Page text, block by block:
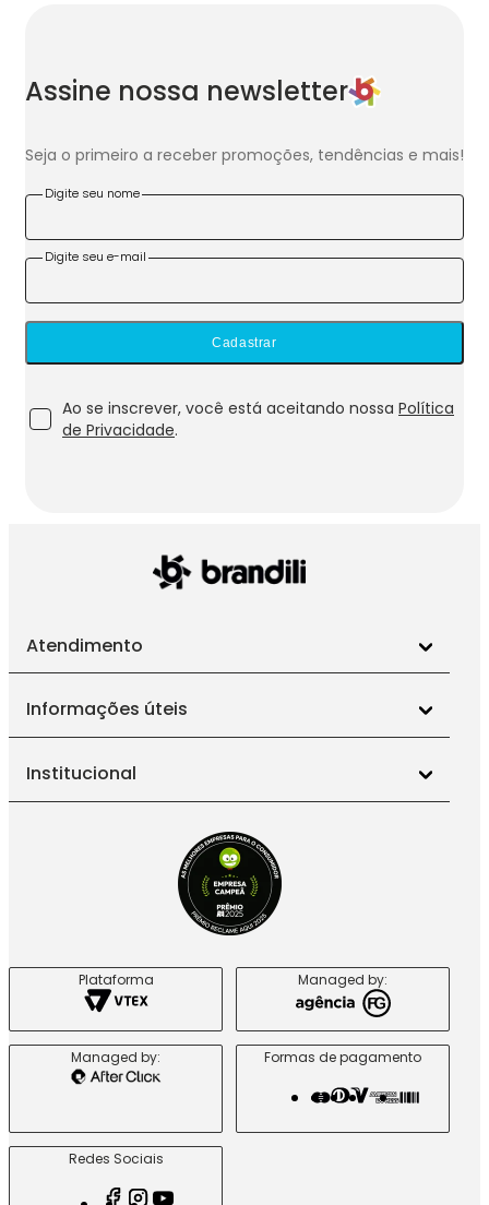
Assine nossa newsletter
Seja o primeiro a receber promoções, tendências e mais!
Digite seu nome
Digite seu e-mail
Cadastrar
Ao se inscrever, você está aceitando nossa Política
de Privacidade.
Atendimento
Informações úteis
Institucional
Plataforma Managed by:
Managed by: Formas de pagamento
Redes Sociais